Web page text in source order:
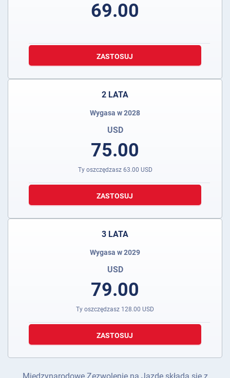
69.00
ZASTOSUJ
2 LATA
Wygasa w 2028
USD
75.00
Ty oszczędzasz 63.00 USD
ZASTOSUJ
3 LATA
Wygasa w 2029
USD
79.00
Ty oszczędzasz 128.00 USD
ZASTOSUJ